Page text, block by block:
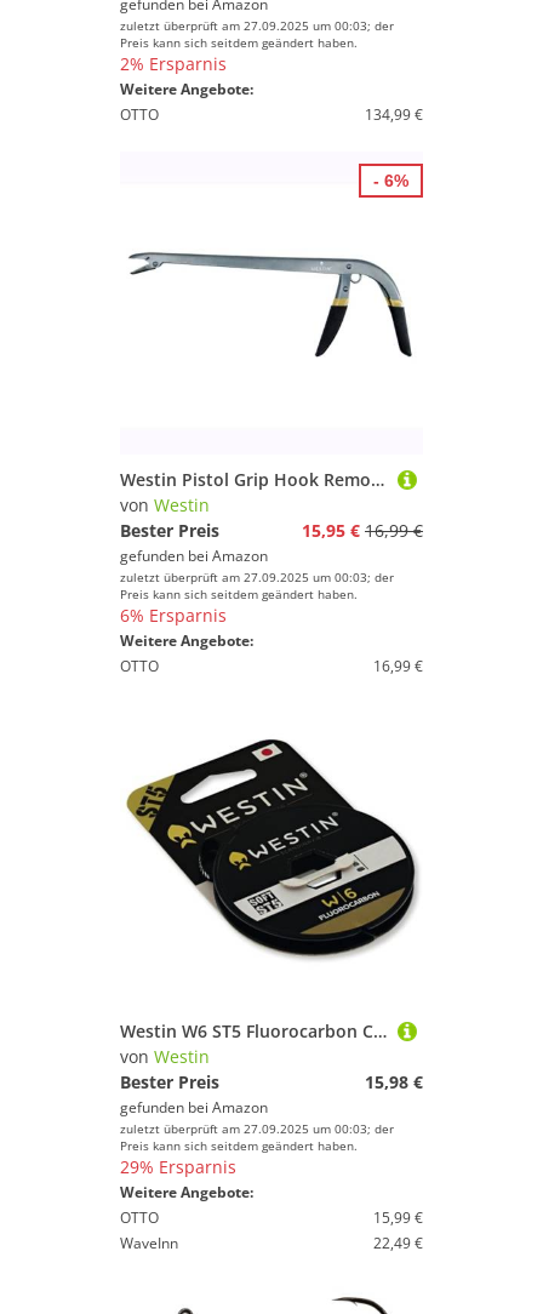
gefunden bei Amazon
zuletzt überprüft am 27.09.2025 um 00:03; der
Preis kann sich seitdem geändert haben.
2% Ersparnis
Weitere Angebote:
OTTO
134,99 €
Westin Pistol Grip Hook Remover Stainless 12'/30cm - Lösezange, Hakenlöser, Angelzange, Hakenlösezange
von Westin
Bester Preis
15,95 € 16,99 €
gefunden bei Amazon
zuletzt überprüft am 27.09.2025 um 00:03; der
Preis kann sich seitdem geändert haben.
6% Ersparnis
Weitere Angebote:
OTTO
16,99 €
- 6%
Westin W6 ST5 Fluorocarbon Clear 0,62mm 25kg - 35m Vorfachschnur
von Westin
Bester Preis
15,98 €
gefunden bei Amazon
zuletzt überprüft am 27.09.2025 um 00:03; der
Preis kann sich seitdem geändert haben.
29% Ersparnis
Weitere Angebote:
OTTO
15,99 €
WaveInn
22,49 €